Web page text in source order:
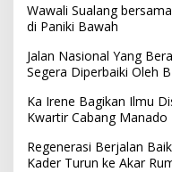
Wawali Sualang
di Paniki Bawah
Jalan Nasional Yang
Segera Diperbaiki Oleh
Ka Irene Bagikan Ilmu
Kwartir Cabang Manado
Regenerasi Berjalan
Kader Turun ke Akar